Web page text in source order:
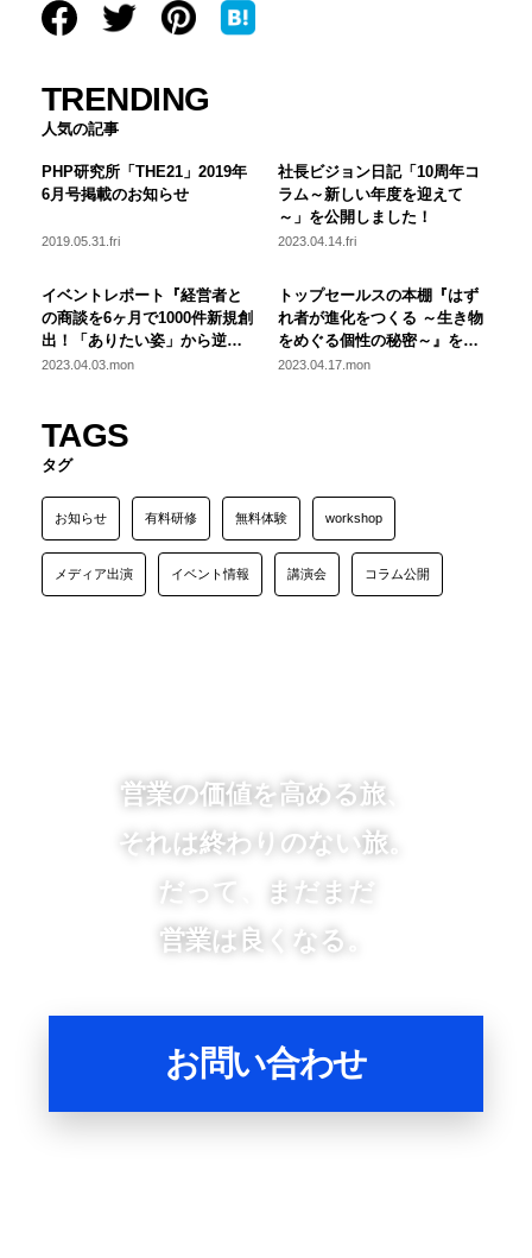
TRENDING
人気の記事
PHP研究所「THE21」2019年
6月号掲載のお知らせ
2019.05.31.fri
社長ビジョン日記「10周年コ
ラム～新しい年度を迎えて
～」を公開しました！
2023.04.14.fri
イベントレポート『経営者と
の商談を6ヶ月で1000件新規創
出！「ありたい姿」から逆算
した営業改革の秘訣』を公開
2023.04.03.mon
トップセールスの本棚『はず
れ者が進化をつくる ～生き物
をめぐる個性の秘密～』を公
開しました！
2023.04.17.mon
TAGS
タグ
お知らせ 有料研修 無料体験 workshop
メディア出演 イベント情報 講演会 コラム公開
営業の価値を高める旅、
それは終わりのない旅。
だって、まだまだ
営業は良くなる。
お問い合わせ